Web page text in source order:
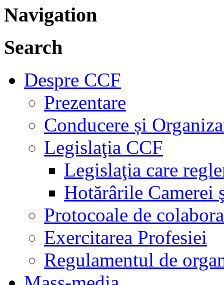
Navigation
Search
Despre CCF
Prezentare
Conducere și
Legislaţia CCF
Legislaţia care
Hotărârile
Protocoale de
Exercitarea Profesiei
Regulamentul de